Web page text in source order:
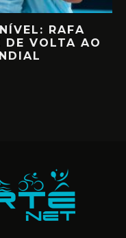
RAFA
DE VOLTA AO